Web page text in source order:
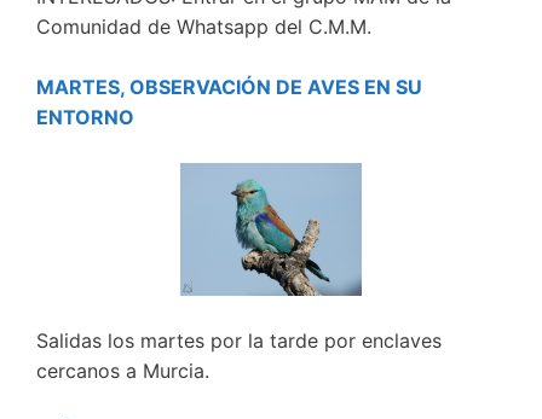
Comunidad de Whatsapp del C.M.M.
MARTES, OBSERVACIÓN DE AVES EN SU
ENTORNO
Salidas los martes por la tarde por enclaves
cercanos a Murcia.